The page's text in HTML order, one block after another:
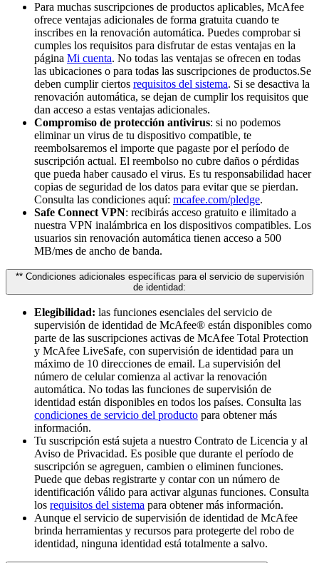
Para muchas suscripciones de productos aplicables, McAfee
ofrece ventajas adicionales de forma gratuita cuando te
inscribes en la renovación automática. Puedes comprobar si
cumples los requisitos para disfrutar de estas ventajas en la
página Mi cuenta. No todas las ventajas se ofrecen en todas
las ubicaciones o para todas las suscripciones de productos.Se
deben cumplir ciertos requisitos del sistema. Si se desactiva la
renovación automática, se dejan de cumplir los requisitos que
dan acceso a estas ventajas adicionales.
Compromiso de protección antivirus: si no podemos
eliminar un virus de tu dispositivo compatible, te
reembolsaremos el importe que pagaste por el período de
suscripción actual. El reembolso no cubre daños o pérdidas
que pueda haber causado el virus. Es tu responsabilidad hacer
copias de seguridad de los datos para evitar que se pierdan.
Consulta las condiciones aquí: mcafee.com/pledge.
Safe Connect VPN: recibirás acceso gratuito e ilimitado a
nuestra VPN inalámbrica en los dispositivos compatibles. Los
usuarios sin renovación automática tienen acceso a 500
MB/mes de ancho de banda.
** Condiciones adicionales específicas para el servicio de supervisión
de identidad:
Elegibilidad: las funciones esenciales del servicio de
supervisión de identidad de McAfee® están disponibles como
parte de las suscripciones activas de McAfee Total Protection
y McAfee LiveSafe, con supervisión de identidad para un
máximo de 10 direcciones de email. La supervisión del
número de celular comienza al activar la renovación
automática. No todas las funciones de supervisión de
identidad están disponibles en todos los países. Consulta las
condiciones de servicio del producto para obtener más
información.
Tu suscripción está sujeta a nuestro Contrato de Licencia y al
Aviso de Privacidad. Es posible que durante el período de
suscripción se agreguen, cambien o eliminen funciones.
Puede que debas registrarte y contar con un número de
identificación válido para activar algunas funciones. Consulta
los requisitos del sistema para obtener más información.
Aunque el servicio de supervisión de identidad de McAfee
brinda herramientas y recursos para protegerte del robo de
identidad, ninguna identidad está totalmente a salvo.